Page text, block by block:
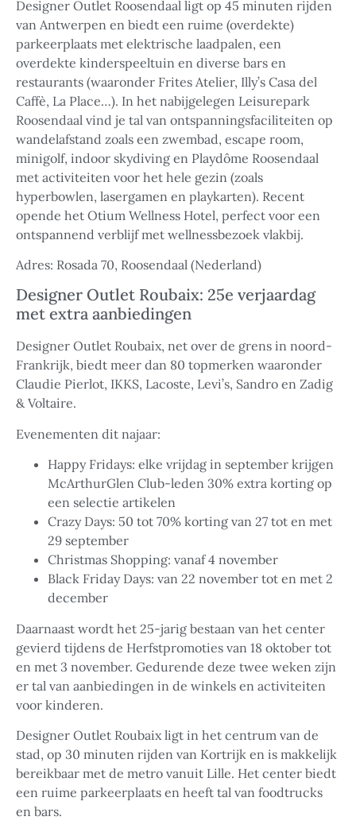
Designer Outlet Roosendaal ligt op 45 minuten rijden
van Antwerpen en biedt een ruime (overdekte)
parkeerplaats met elektrische laadpalen, een
overdekte kinderspeeltuin en diverse bars en
restaurants (waaronder Frites Atelier, Illy’s Casa del
Caffè, La Place…). In het nabijgelegen Leisurepark
Roosendaal vind je tal van ontspanningsfaciliteiten op
wandelafstand zoals een zwembad, escape room,
minigolf, indoor skydiving en Playdôme Roosendaal
met activiteiten voor het hele gezin (zoals
hyperbowlen, lasergamen en playkarten). Recent
opende het Otium Wellness Hotel, perfect voor een
ontspannend verblijf met wellnessbezoek vlakbij.
Adres: Rosada 70, Roosendaal (Nederland)
Designer Outlet Roubaix: 25e verjaardag
met extra aanbiedingen
Designer Outlet Roubaix, net over de grens in noord-
Frankrijk, biedt meer dan 80 topmerken waaronder
Claudie Pierlot, IKKS, Lacoste, Levi’s, Sandro en Zadig
& Voltaire.
Evenementen dit najaar:
Happy Fridays: elke vrijdag in september krijgen
McArthurGlen Club-leden 30% extra korting op
een selectie artikelen
Crazy Days: 50 tot 70% korting van 27 tot en met
29 september
Christmas Shopping: vanaf 4 november
Black Friday Days: van 22 november tot en met 2
december
Daarnaast wordt het 25-jarig bestaan van het center
gevierd tijdens de Herfstpromoties van 18 oktober tot
en met 3 november. Gedurende deze twee weken zijn
er tal van aanbiedingen in de winkels en activiteiten
voor kinderen.
Designer Outlet Roubaix ligt in het centrum van de
stad, op 30 minuten rijden van Kortrijk en is makkelijk
bereikbaar met de metro vanuit Lille. Het center biedt
een ruime parkeerplaats en heeft tal van foodtrucks
en bars.